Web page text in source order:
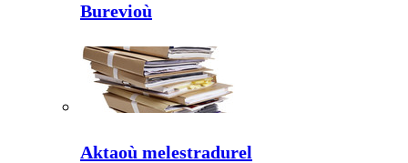
Burevioù
Aktaoù melestradurel